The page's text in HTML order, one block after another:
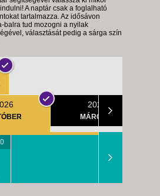
A naptár csak a foglalható
tartalmazza. Az idősávon
balra tud mozogni a nyilak
választását pedig a sárga szín
2027
MÁRCIUS